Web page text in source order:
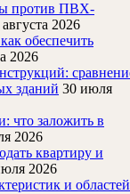
против ПВХ-
августа 2026
обеспечить
2026
зданий 30 июля
что заложить в
2026
квартиру и
2026
и областей